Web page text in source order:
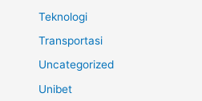
Teknologi
Transportasi
Uncategorized
Unibet